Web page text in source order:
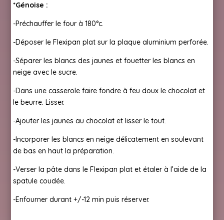
*Génoise :
-Préchauffer le four à 180°c.
-Déposer le Flexipan plat sur la plaque aluminium perforée.
-Séparer les blancs des jaunes et fouetter les blancs en
neige avec le sucre.
-Dans une casserole faire fondre à feu doux le chocolat et
le beurre. Lisser.
-Ajouter les jaunes au chocolat et lisser le tout.
-Incorporer les blancs en neige délicatement en soulevant
de bas en haut la préparation.
-Verser la pâte dans le Flexipan plat et étaler à l’aide de la
spatule coudée.
-Enfourner durant +/-12 min puis réserver.